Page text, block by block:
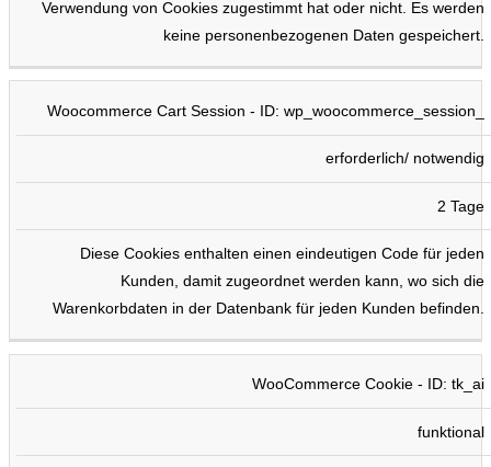
Verwendung von Cookies zugestimmt hat oder nicht. Es werden
keine personenbezogenen Daten gespeichert.
Woocommerce Cart Session - ID: wp_woocommerce_session_
erforderlich/ notwendig
2 Tage
Diese Cookies enthalten einen eindeutigen Code für jeden
Kunden, damit zugeordnet werden kann, wo sich die
Warenkorbdaten in der Datenbank für jeden Kunden befinden.
WooCommerce Cookie - ID: tk_ai
funktional